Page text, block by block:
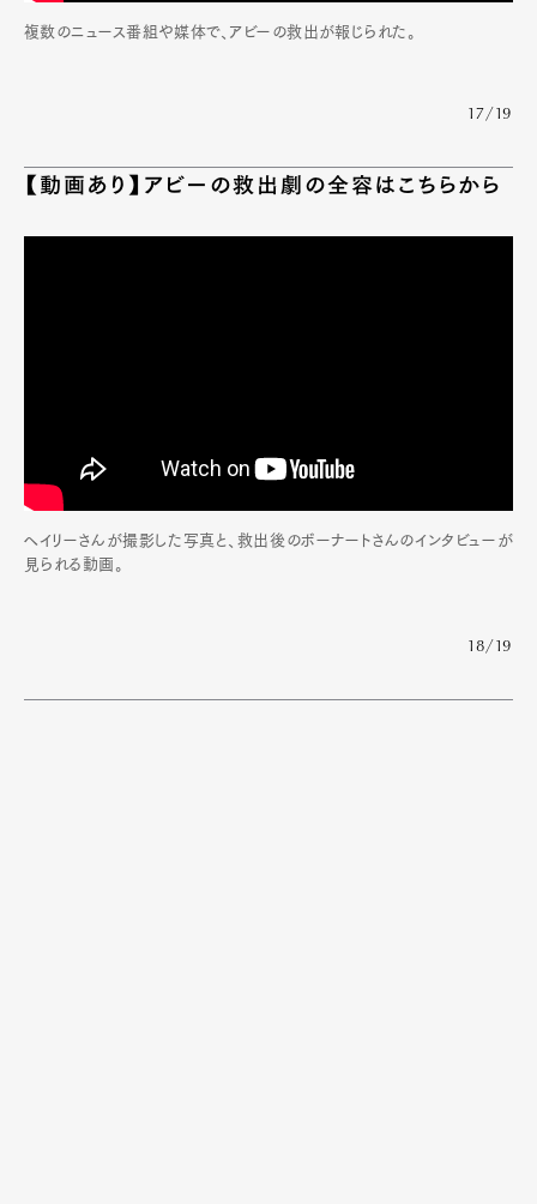
複数のニュース番組や媒体で、アビーの救出が報じられた。
17/19
【動画あり】アビーの救出劇の全容はこちらから
ヘイリーさんが撮影した写真と、救出後のボーナートさんのインタビューが
見られる動画。
18/19